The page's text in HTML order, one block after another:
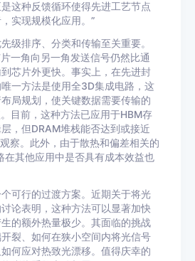
这种反馈循环使得先进工艺节点
实现规模化应用。”
级排序、分类和传输至关重要。
一角向另一角发送信号仍然比通
芯片外更快。事实上，在先进封
一方法是使用全3D集成电路，这
局规划，使关键数据需要传输的
目前，这种方法已应用于HBM存
，但DRAM堆栈能否达到或接近
察。此外，由于散热和偏差相关的
在其他应用中是否具有成本效益也
可行的过渡方案。近期关于将光
论表明，这种方法可以显著加快
的额外热量极少。其面临的挑战
裂、如何在狭小空间内将光信号
何应对热致光漂移。值得庆幸的